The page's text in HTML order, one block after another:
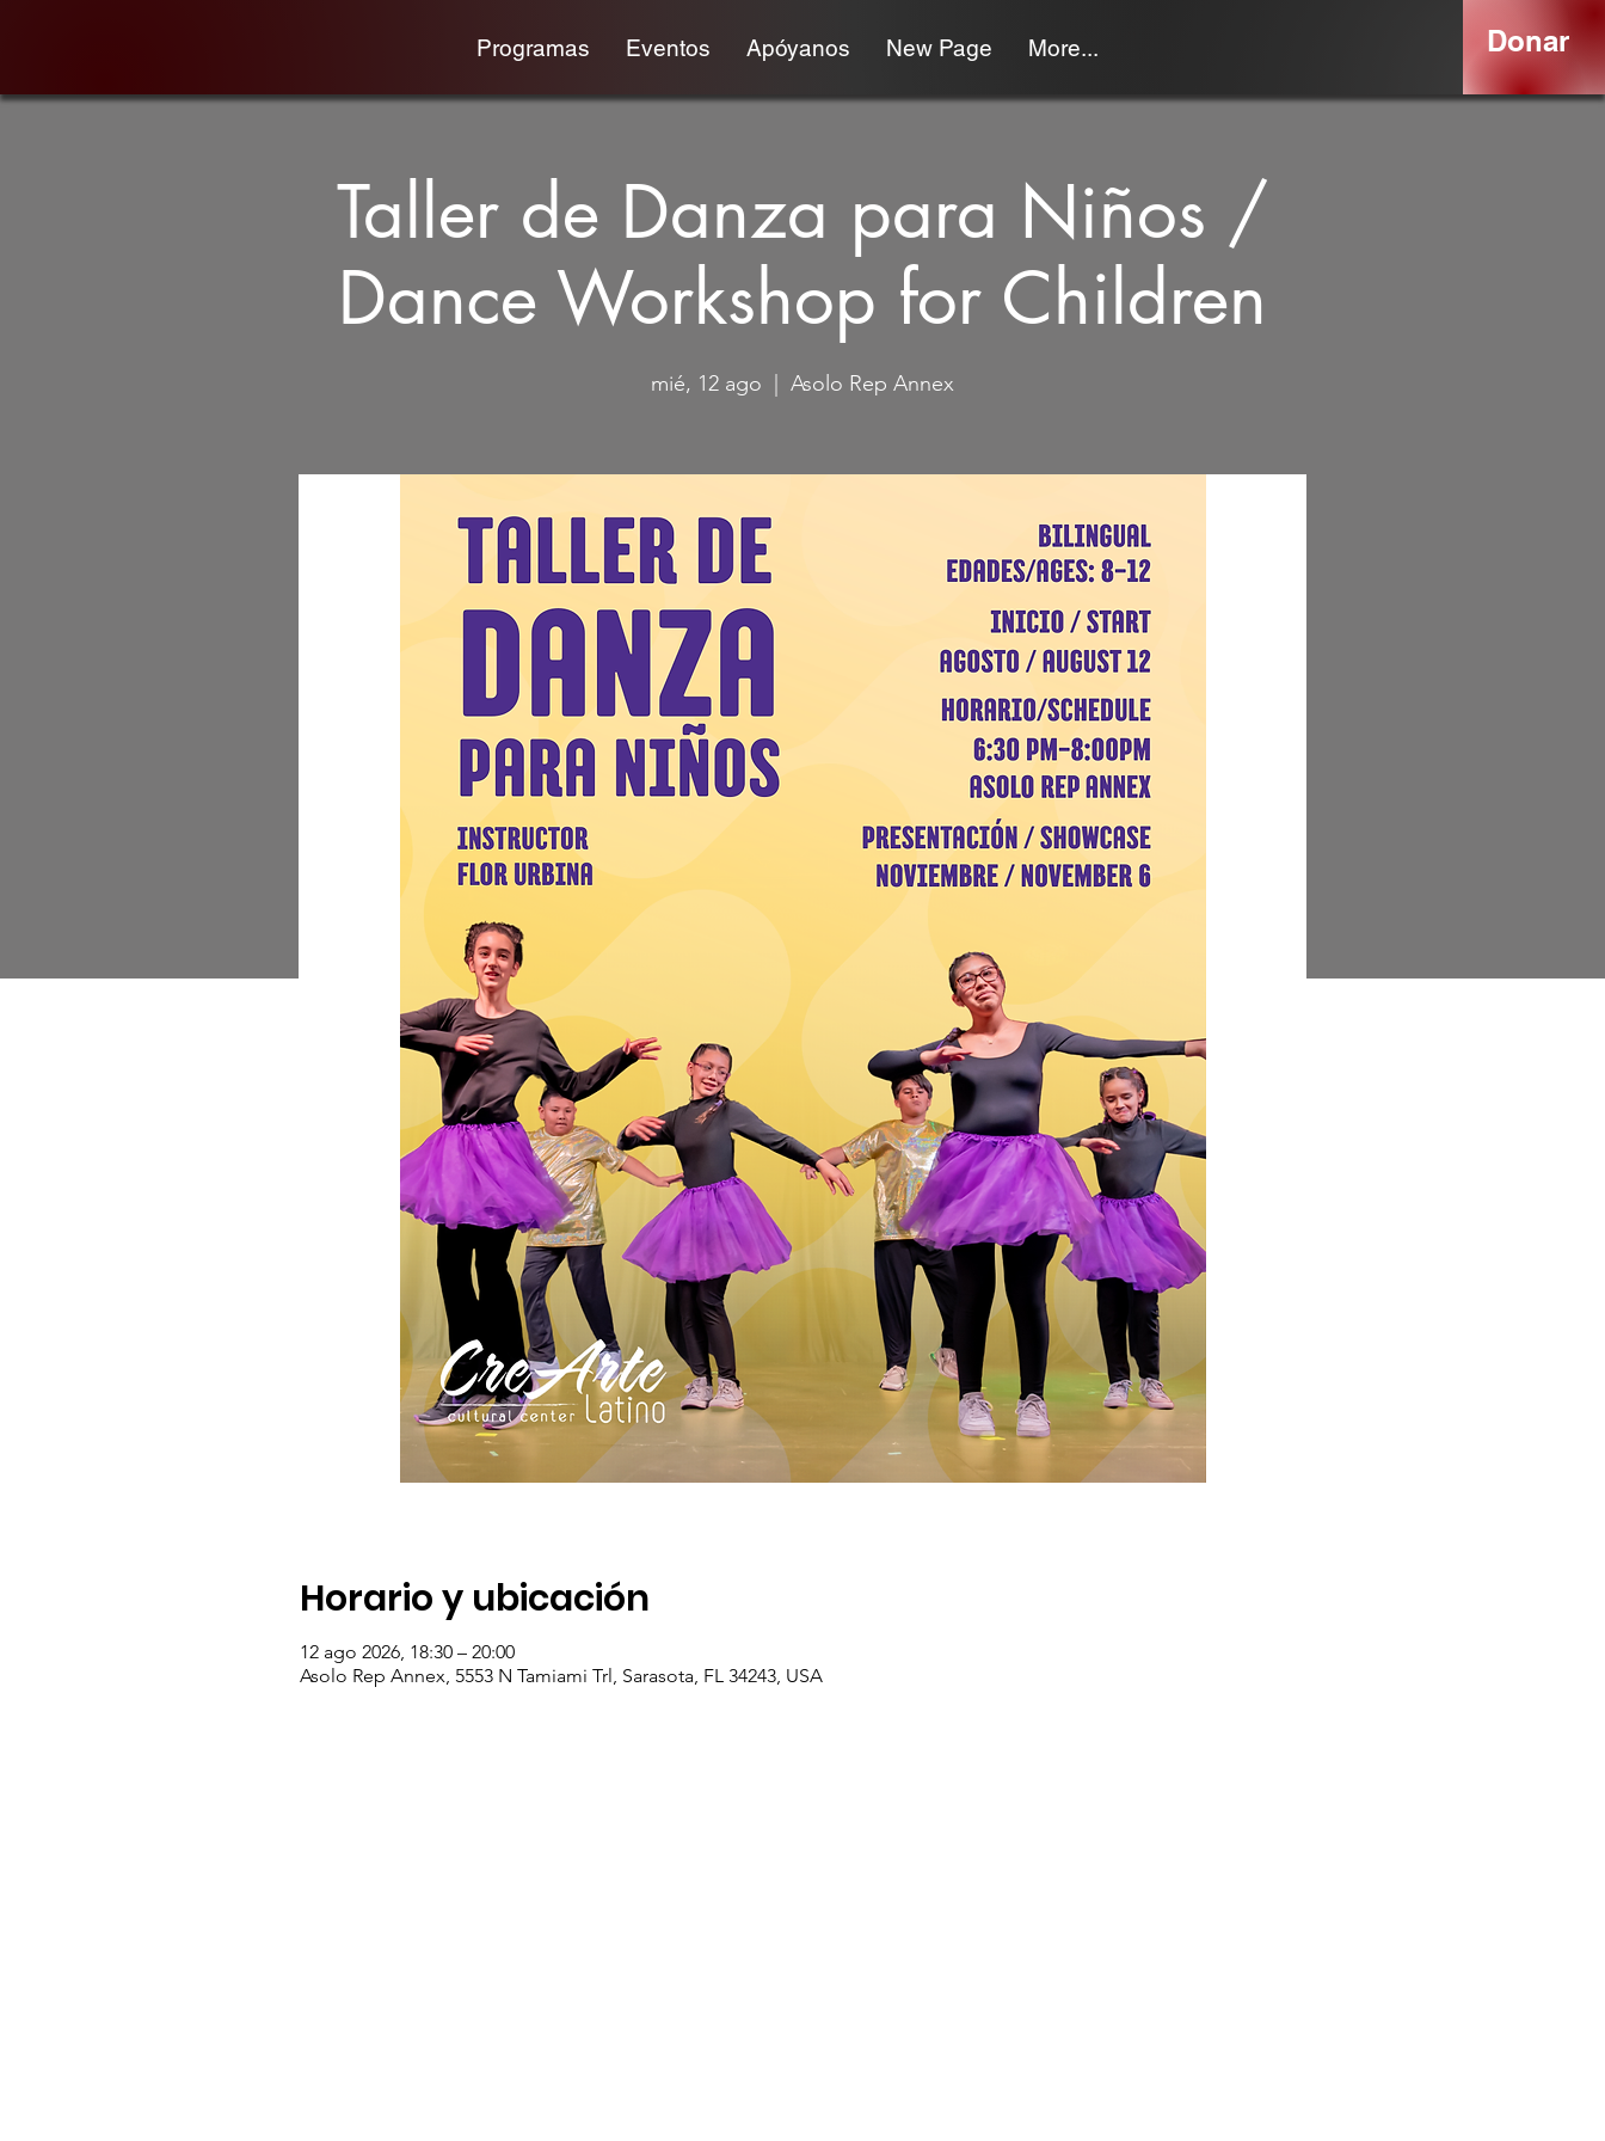
Programas Eventos Apóyanos New Page More... Donar
Taller de Danza para Niños /
Dance Workshop for Children
mié, 12 ago Asolo Rep Annex
Horario y ubicación
12 ago 2026, 18:30 – 20:00
Asolo Rep Annex, 5553 N Tamiami Trl, Sarasota, FL 34243, USA